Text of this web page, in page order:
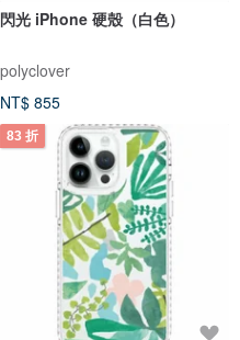
閃光 iPhone 硬殼（白色）
polyclover
NT$ 855
83 折